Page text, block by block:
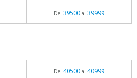
Del 39500al 39999
Del 40500al 40999